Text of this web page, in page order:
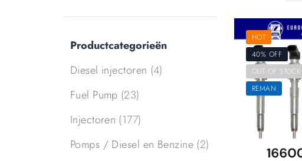
Productcategorieën
Diesel injectoren (4)
Fuel Pump (23)
Injectoren (177)
Pomps / Diesel en Benzine (2)
HOT
40% OFF
OUT OF STOCK
REMAN